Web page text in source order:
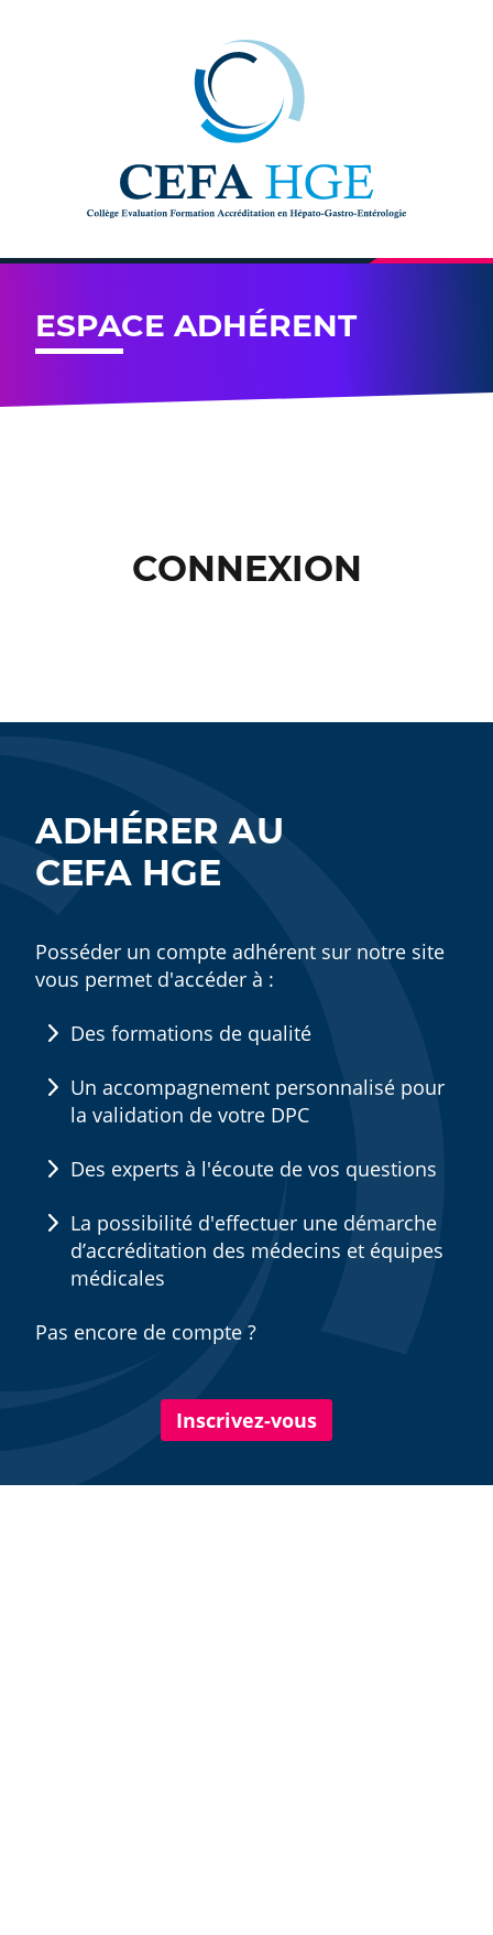
ESPACE ADHÉRENT
ADHÉRER AU
CEFA HGE
Posséder un compte adhérent sur notre site
vous permet d'accéder à :
Des formations de qualité
Un accompagnement personnalisé pour
la validation de votre DPC
Des experts à l'écoute de vos questions
La possibilité d'effectuer une démarche
d’accréditation des médecins et équipes
médicales
Pas encore de compte ?
Inscrivez-vous
CONNEXION